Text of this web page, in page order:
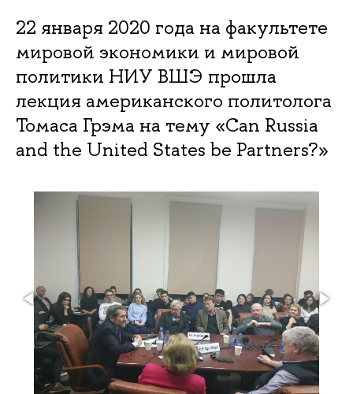
22 января 2020 года на факультете
мировой экономики и мировой
политики НИУ ВШЭ прошла
лекция американского политолога
Томаса Грэма на тему «Can Russia
and the United States be Partners?»